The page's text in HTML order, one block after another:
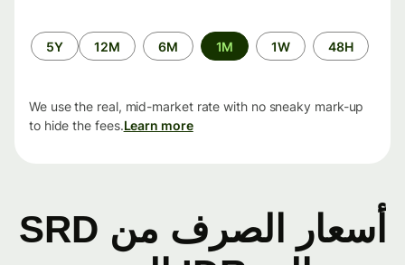
الفترة
الزمنية
48H
1W
1M
6M
12M
5Y
We use the real, mid-market rate with no sneaky mark-up
to hide the fees.Learn more
أسعار الصرف من SRD